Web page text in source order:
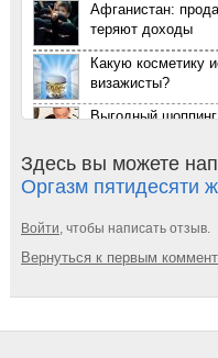
Афганистан:
теряют доходы
Какую косметику
визажисты?
Выгодный шоппинг
Выбираем
Уход за глазами:
Эффективное
Здесь вы можете
Оргазм пятидесяти
Войти, чтобы написать отзыв.
Вернуться к первым